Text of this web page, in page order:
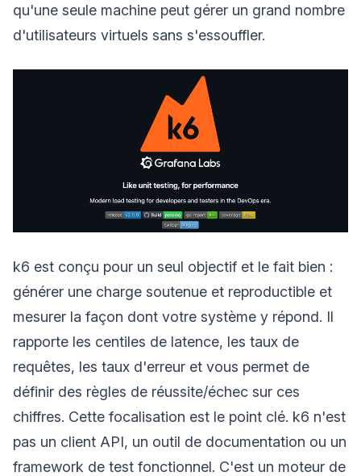
qu'une seule machine peut gérer un grand nombre
d'utilisateurs virtuels sans s'essouffler.
k6 est conçu pour un seul objectif et le fait bien :
générer une charge soutenue et reproductible et
mesurer la façon dont votre système y répond. Il
rapporte les centiles de latence, les taux de
requêtes, les taux d'erreur et vous permet de
définir des règles de réussite/échec sur ces
chiffres. Cette focalisation est le point clé. k6 n'est
pas un client API, un outil de documentation ou un
framework de test fonctionnel. C'est un moteur de